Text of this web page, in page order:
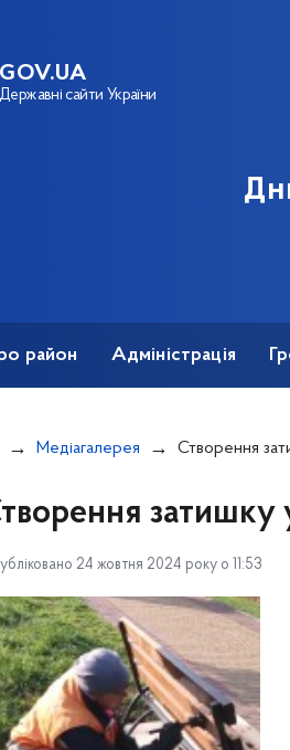
GOV.UA
Державні сайти України
район Адміністрація
Медіагалерея Створення
затишку
24 жовтня 2024 року о 11:53